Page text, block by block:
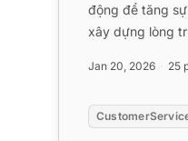
động để tăng
xây dựng lòng
Jan 20, 2026 25